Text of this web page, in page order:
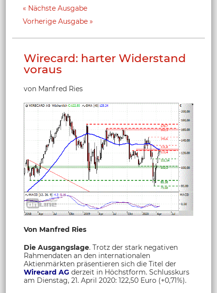
Nächste Ausgabe
Vorherige Ausgabe
Wirecard: harter Widerstand
voraus
von Manfred Ries
Von Manfred Ries
Die Ausgangslage. Trotz der stark negativen
Rahmendaten an den internationalen
Aktienmärkten präsentieren sich die Titel der
Wirecard AG derzeit in Höchstform. Schlusskurs
am Dienstag, 21. April 2020: 122,50 Euro (+0,71%).